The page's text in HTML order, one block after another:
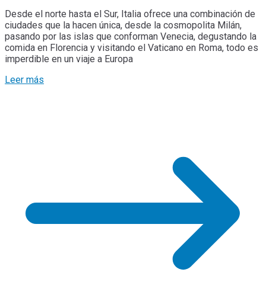
Desde el norte hasta el Sur, Italia ofrece una combinación de
ciudades que la hacen única, desde la cosmopolita Milán,
pasando por las islas que conforman Venecia, degustando la
comida en Florencia y visitando el Vaticano en Roma, todo es
imperdible en un viaje a Europa
Leer más